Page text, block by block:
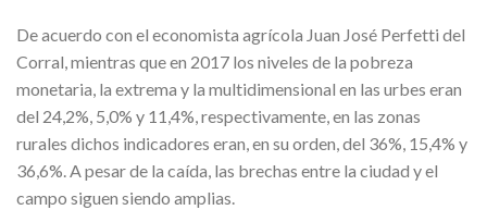
De acuerdo con el economista agrícola Juan José Perfetti del
Corral, mientras que en 2017 los niveles de la pobreza
monetaria, la extrema y la multidimensional en las urbes eran
del 24,2%, 5,0% y 11,4%, respectivamente, en las zonas
rurales dichos indicadores eran, en su orden, del 36%, 15,4% y
36,6%. A pesar de la caída, las brechas entre la ciudad y el
campo siguen siendo amplias.